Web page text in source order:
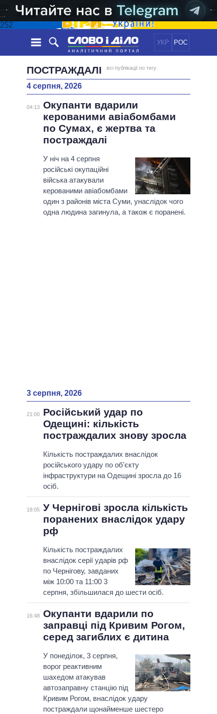
252
УКР РОС
НОВИНИ
СТРІЧКА
ПОДІЇ
СТАТТІ
ДУМКИ
ДАЙДЖЕСТИ
ЕКОНОМІКА
СУСПІЛЬСТВО
СВІТ
ПОЛIТИКИ
УСІ ПОЛІТИКИ
ПРЕЗИДЕНТ І ОФІС
ВЕРХОВНА РАДА
КАБІНЕТ МІНІСТРІВ
ГОЛОВИ ОБЛАДМІНІСТРАЦІЙ
МЕРИ МІСТ
ВСІ ПЕРСОНИ
ІНФОГРАФІКА
ПІДТРИМАТИ
ПОРІВНЯННЯ ПОЛІТИКІВ
ПОСТРАЖДАЛІ всі публікації по тегу
4 серпня, 2026
04:13 Окупанти вдарили
керованими авіабомбами
по Сумах, є жертва та
постраждалі
У ніч на 4 серпня
російські окупаційні
війська атакували
керованими авіабомбами
один з районів міста Суми, унаслідок чого
одна людина загинула, а також є поранені.
3 серпня, 2026
21:00
Російський удар по
Одещині: кількість
постраждалих знову зросла
Кількість постраждалих внаслідок
російського удару по об'єкту
інфраструктури на Одещині зросла до 16
осіб.
18:05 У Чернігові зросла кількість
поранених внаслідок удару
рф
Кількість постраждалих
внаслідок серії ударів рф
по Чернігову, завданих
між 10:00 та 11:00 3
серпня, збільшилася до шести осіб.
16:48 Окупанти вдарили по
заправці під Кривим Рогом,
серед загиблих є дитина
У понеділок, 3 серпня,
ворог реактивним
шахедом атакував
автозаправну станцію під
Кривим Рогом, внаслідок удару
постраждали щонайменше шестеро